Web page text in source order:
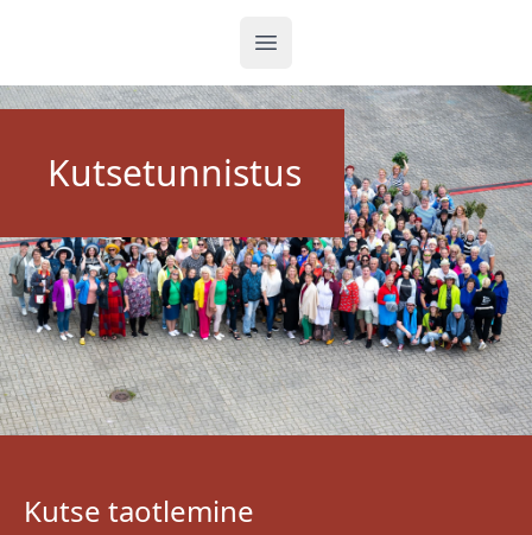
Ava menüü
Kutsetunnistus
Kutse taotlemine